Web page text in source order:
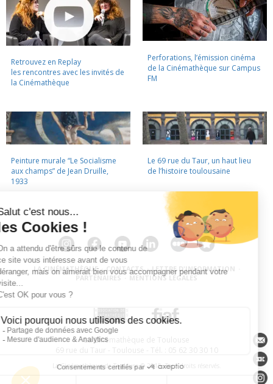
Retrouvez en Replay
les rencontres avec les invités de
la Cinémathèque
Perforations, l’émission cinéma
de la Cinémathèque sur Campus
FM
Peinture murale “Le Socialisme
aux champs” de Jean Druille,
1933
Le 69 rue du Taur, un haut lieu
de l’histoire toulousaine
LA CINÉMATHÈQUE · CONTACTS · LETTRE D'INFORMATION
PARTENAIRES · MENTIONS LÉGALES
La Cinémathèque de Toulouse
69 rue du Taur - Toulouse - Tél. : 05 62 30 30 10
La Cinémathèque de Toulouse © 2015. Tous droits réservés.